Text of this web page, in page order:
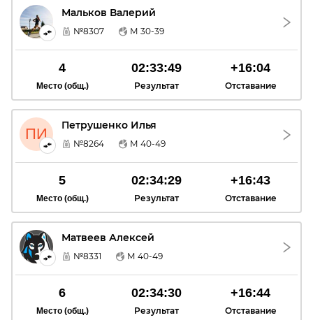
МВ Мальков Валерий
№8307 М 30-39
4
Место (общ.)
02:33:49
Результат
+16:04
Отставание
ПИ Петрушенко Илья
№8264 М 40-49
5
Место (общ.)
02:34:29
Результат
+16:43
Отставание
МА Матвеев Алексей
№8331 М 40-49
6
Место (общ.)
02:34:30
Результат
+16:44
Отставание